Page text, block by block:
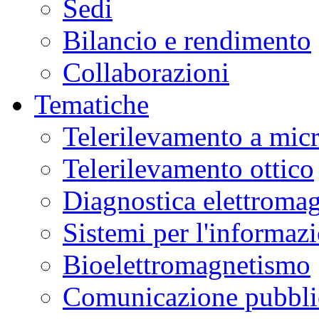
Sedi
Bilancio e rendimento
Collaborazioni
Tematiche
Telerilevamento a
Telerilevamento ottico
Diagnostica
Sistemi per
Bioelettromagnetismo
Comunicazione